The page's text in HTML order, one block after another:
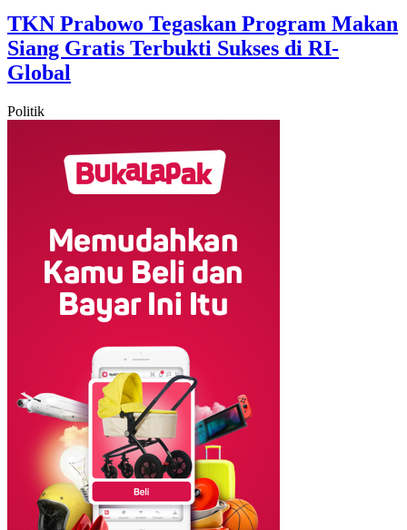
TKN Prabowo Tegaskan Program Makan
Siang Gratis Terbukti Sukses di RI-
Global
Politik